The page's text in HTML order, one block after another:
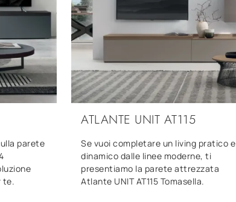
parete
te.
ATLANTE UNIT AT115
Se vuoi completare un living pratico e
dinamico dalle linee moderne, ti
presentiamo la parete attrezzata
Atlante UNIT AT115 Tomasella.